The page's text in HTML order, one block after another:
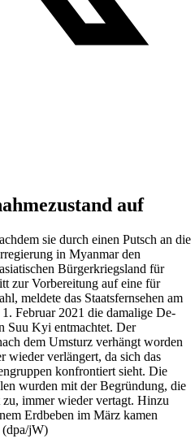
auf
sie durch einen Putsch an die
in Myanmar den
Bürgerkriegsland für
zur Vorbereitung auf eine für
meldete das Staatsfernsehen am
Februar 2021 die damalige De-
Suu Kyi entmachtet. Der
dem Umsturz verhängt worden
wieder verlängert, da sich das
konfrontiert sieht. Die
wurden mit der Begründung, die
immer wieder vertagt. Hinzu
Erdbeben im März kamen
(dpa/jW)